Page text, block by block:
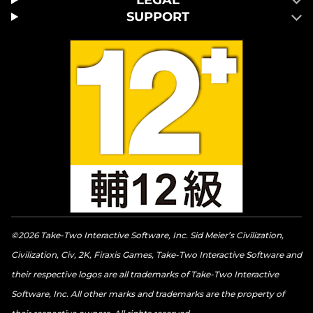
SUPPORT
©2026 Take-Two Interactive Software, Inc. Sid Meier’s Civilization,
Civilization, Civ, 2K, Firaxis Games, Take-Two Interactive Software and
their respective logos are all trademarks of Take-Two Interactive
Software, Inc. All other marks and trademarks are the property of